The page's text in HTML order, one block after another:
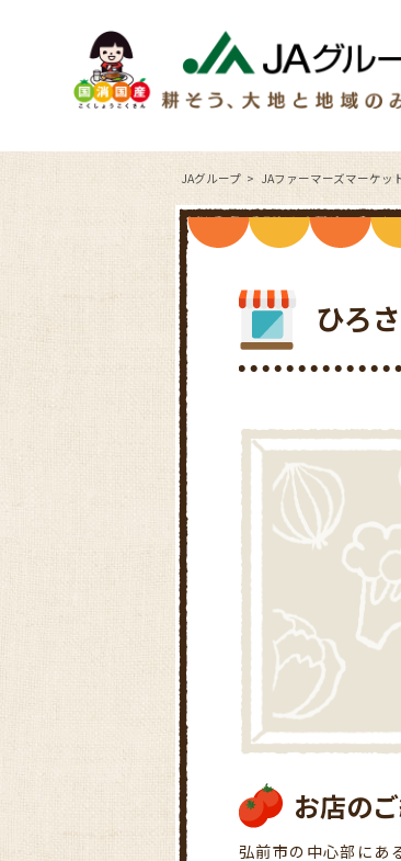
JAグループ JAファーマーズマーケッ
ひろ
お店の
弘前市の中心部にあ